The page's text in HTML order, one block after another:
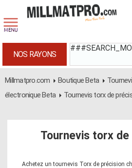
NOS RAYONS
Millmatpro.com Boutique Beta
électronique Beta
Tournevis torx de
Tournevis torx
Achetez un tournevis Torx de précision